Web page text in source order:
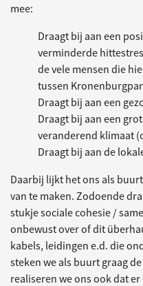
mee:
Draagt bij aan een
verminderde
de vele mensen die
tussen
Draagt bij aan een
Draagt bij aan een
veranderend klimaat
Draagt bij aan de
Daarbij lijkt het ons als
van te maken. Zodoende
stukje sociale cohesie /
onbewust over of dit
kabels, leidingen e.d. die
steken we als buurt graag
realiseren we ons ook dat